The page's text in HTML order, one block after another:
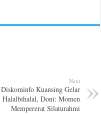
Next
Diskominfo Kuansing Gelar
Halalbihalal, Doni: Momen
Mempererat Silaturahmi